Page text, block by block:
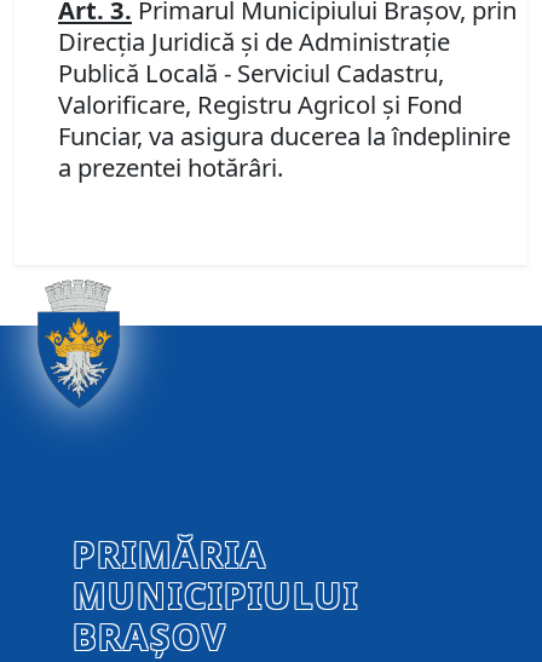
Art. 3. Primarul Municipiului Braşov, prin
Direcţia Juridică şi de Administraţie
Publică Locală - Serviciul Cadastru,
Valorificare, Registru Agricol şi Fond
Funciar, va asigura ducerea la îndeplinire
a prezentei hotărâri.
PRIMĂRIA
MUNICIPIULUI
BRAȘOV